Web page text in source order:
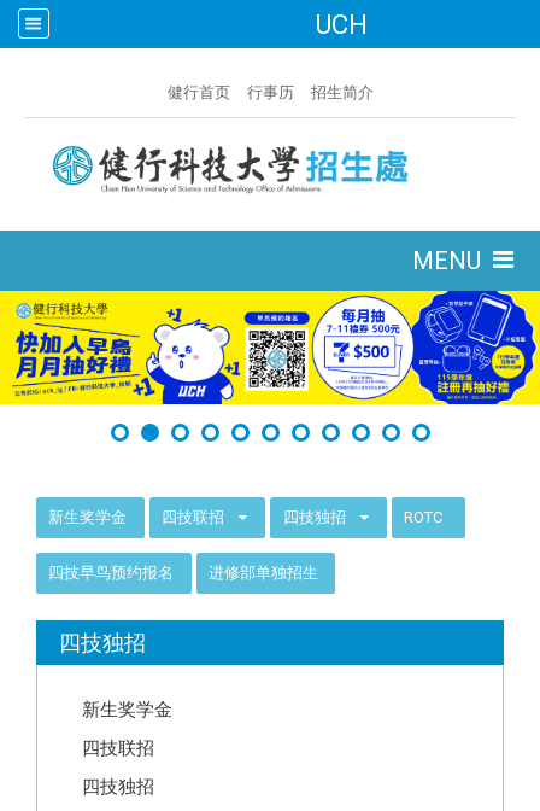
UCH
健行首页 行事历 招生简介
MENU
新生奖学金 四技联招 四技独招 ROTC
四技早鸟预约报名 进修部单独招生
四技独招
新生奖学金
四技联招
四技独招